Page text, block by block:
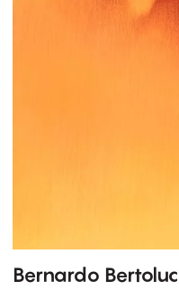
Bernardo